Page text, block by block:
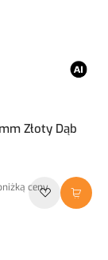
Złoty Dąb
ceny